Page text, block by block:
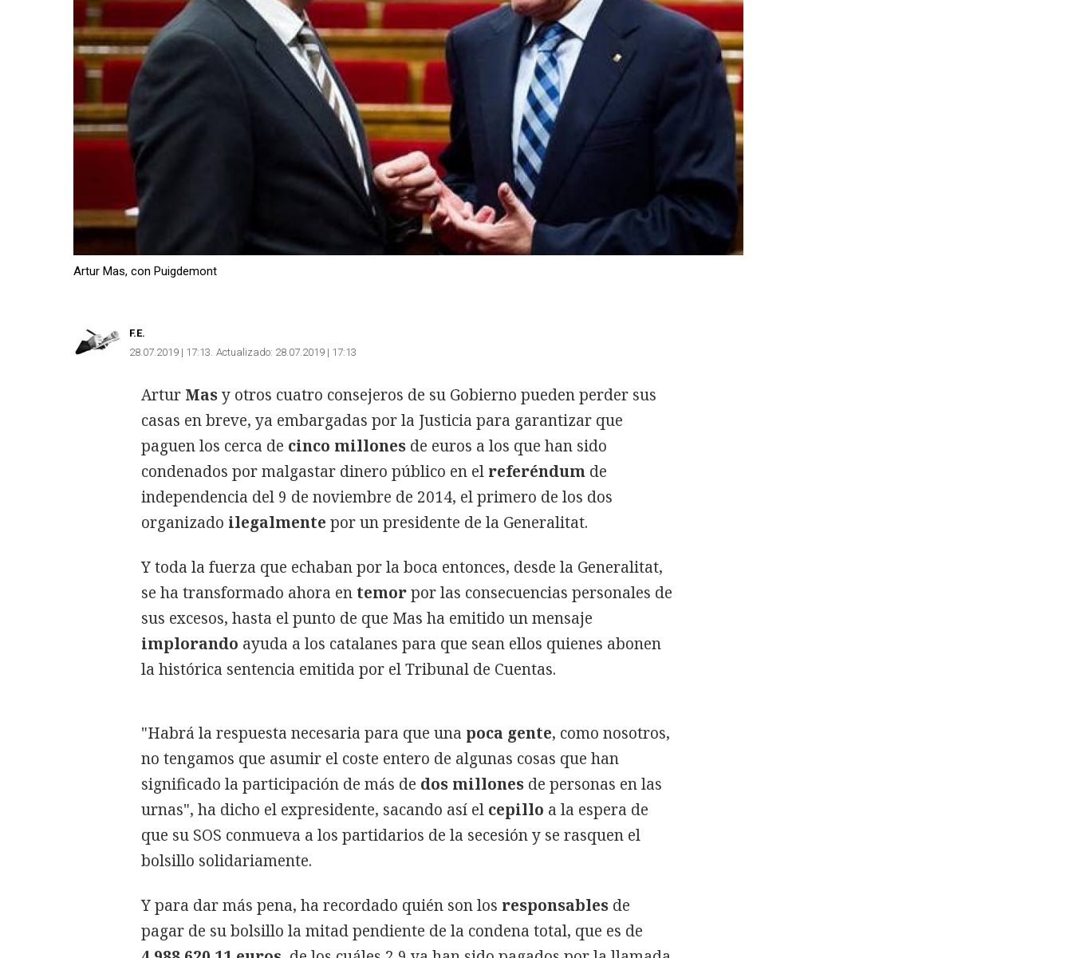
Artur Mas, con Puigdemont
F.E.
28.07.2019 | 17:13 Actualizado: 28.07.2019 | 17:13
Artur Masy otros cuatro consejeros de su Gobierno pueden perder sus
casas en breve, ya embargadas por la Justicia para garantizar que
paguen los cerca de cinco millones de euros a los que han sido
condenados por malgastar dinero público en el referéndum de
independencia del 9 de noviembre de 2014, el primero de los dos
organizado ilegalmente por un presidente de la Generalitat.
Y toda la fuerza que echaban por la boca entonces, desde la Generalitat,
se ha transformado ahora en temorpor las consecuencias personales de
sus excesos, hasta el punto de que Mas ha emitido un mensaje
implorando ayuda a los catalanes para que sean ellos quienes abonen
la histórica sentencia emitida por el Tribunal de Cuentas.
"Habrá la respuesta necesaria para que una poca gente, como nosotros,
no tengamos que asumir el coste entero de algunas cosas que han
significado la participación de más de dos millones de personas en las
urnas", ha dicho el expresidente, sacando así el cepillo a la espera de
que su SOS conmueva a los partidarios de la secesión y se rasquen el
bolsillo solidariamente.
Y para dar más pena, ha recordado quién son los responsables de
pagar de su bolsillo la mitad pendiente de la condena total, que es de